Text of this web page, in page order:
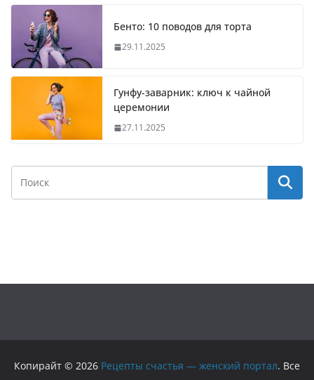
Бенто: 10 поводов для торта
29.11.2025
Гунфу-заварник: ключ к чайной
церемонии
27.11.2025
Копирайт © 2026 Рецепты счастья — женский портал. Все